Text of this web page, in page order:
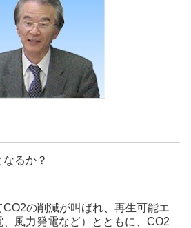
るか？
の削減が叫ばれ、再生可能エ
風力発電など）とともに、CO2